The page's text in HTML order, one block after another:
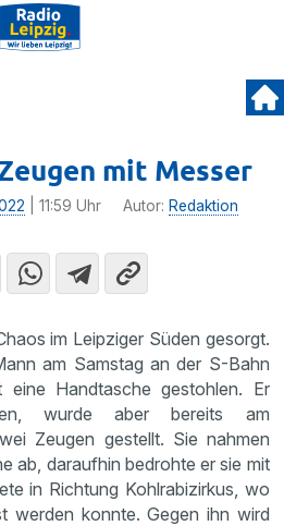
mit Messer
| 11:59 Uhr Autor: Redaktion
im Leipziger Süden gesorgt.
am Samstag an der S-Bahn
eine Handtasche gestohlen. Er
wurde aber bereits am
Zeugen gestellt. Sie nahmen
ab, daraufhin bedrohte er sie mit
in Richtung Kohlrabizirkus, wo
werden konnte. Gegen ihn wird